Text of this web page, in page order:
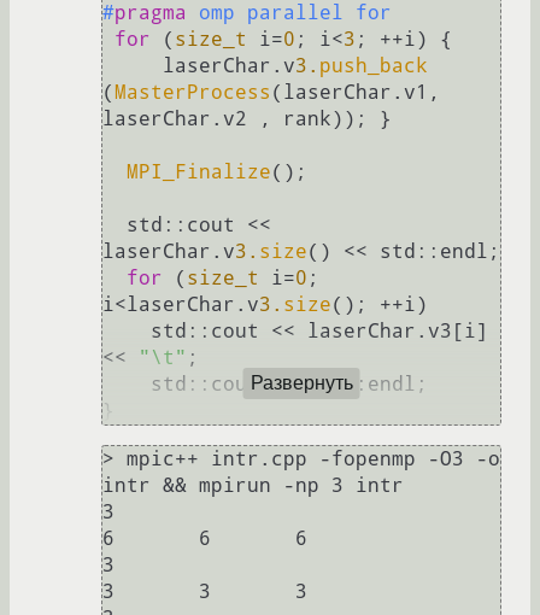
#pragma
omp parallel for
for
( size_t i=0 ; i<3 ; ++i) {
     laserChar.v
3. push_back
( MasterProcess (laserChar.v1,
laserChar.v2 , rank)); }
MPI_Finalize();
laserChar.v3. size() << std::endl;
for
( size_t i=0 ;
i<laserChar.v3. size(); ++i)
<<
"\t" ;
}
Развернуть
> mpic++ intr.cpp -fopenmp -O3 -o
intr && mpirun -np 3 intr
3
6       6       6
3
3       3       3